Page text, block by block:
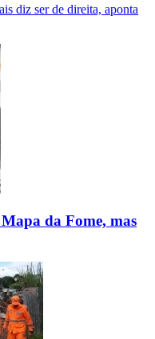
diz ser de direita, aponta
da Fome, mas